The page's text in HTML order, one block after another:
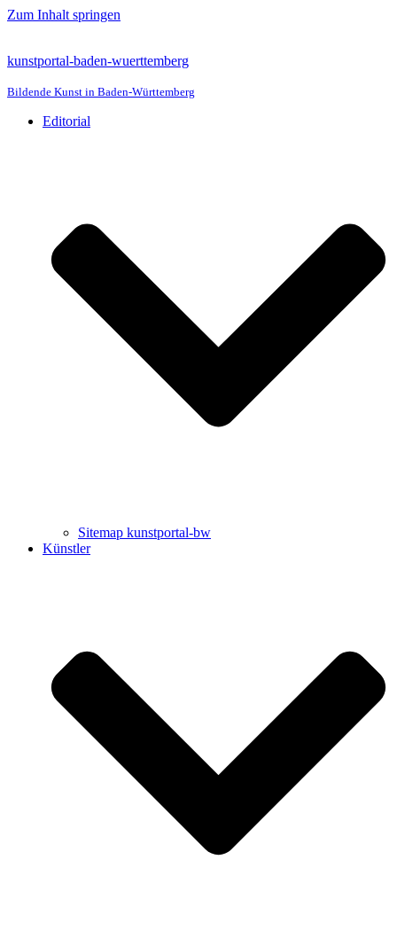
Zum Inhalt springen
kunstportal-baden-wuerttemberg
Bildende Kunst in Baden-Württemberg
Editorial
Sitemap kunstportal-bw
Künstler